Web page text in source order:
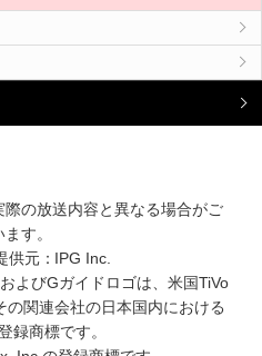
の放送内容と異なる場合がご
す。
供元：IPG Inc.
よびGガイドロゴは、米国TiVo
関連会社の日本国内における
録商標です。